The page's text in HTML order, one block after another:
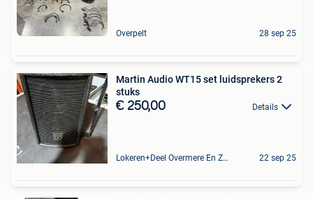
Overpelt 28 sep 25
Martin Audio WT15 set luidsprekers 2
stuks
€ 250,00 Details
Lokeren+Deel Overmere En Zele 22 sep 25